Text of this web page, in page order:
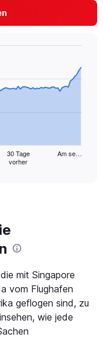
30 Tage
vorher
Am se…
mit Singapore
vom Flughafen
geflogen sind, zu
wie jede